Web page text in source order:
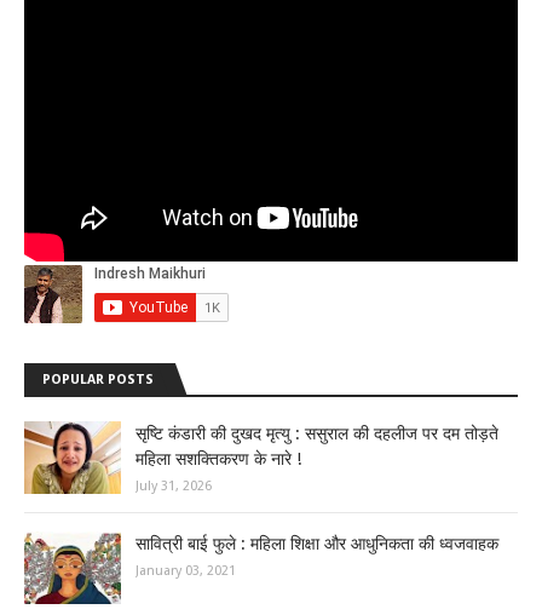
POPULAR POSTS
सृष्टि कंडारी की दुखद मृत्यु : ससुराल की दहलीज पर दम तोड़ते
महिला सशक्तिकरण के नारे !
July 31, 2026
सावित्री बाई फुले : महिला शिक्षा और आधुनिकता की ध्वजवाहक
January 03, 2021